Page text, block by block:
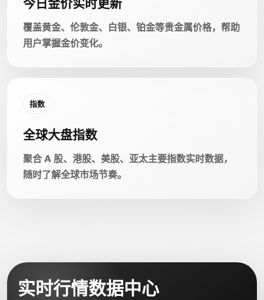
今日金价实时更新
覆盖黄金、伦敦金、白银、铂金等贵金属价格，帮助
用户掌握金价变化。
指数
全球大盘指数
聚合 A 股、港股、美股、亚太主要指数实时数据，
随时了解全球市场节奏。
实时行情数据中心